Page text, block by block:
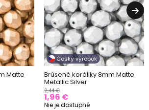
Matte
Český výrobok
Brúsené koráliky 8mm Matte
Metallic Silver
2,44 €
1,96 €
Nie je dostupné